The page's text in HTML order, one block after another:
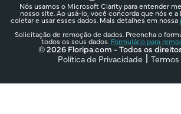
Nós usamos o Microsoft Clarity para entender
nosso site. Ao usá-lo, você concorda que nós e
coletar e usar esses dados. Mais detalhes em nossa
Solicitação de remoção de dados. Preencha o
todos os seus dados. Formulário para
© 2026 Floripa.com - Todos os
Política de Privacidade